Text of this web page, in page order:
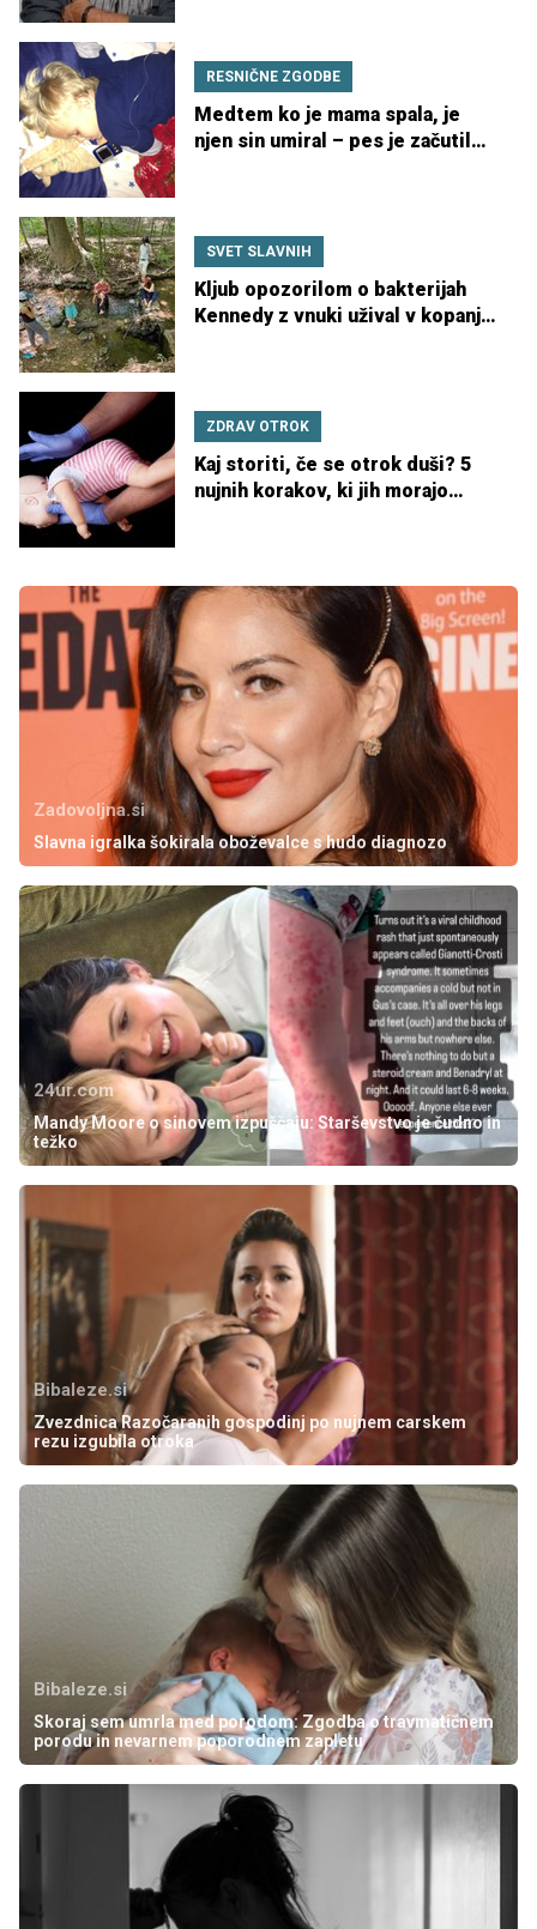
RESNIČNE ZGODBE
Medtem ko je mama spala, je
njen sin umiral – pes je začutil
SVET SLAVNIH
Kljub opozorilom o bakterijah
Kennedy z vnuki užival v kopanju
ZDRAV OTROK
Kaj storiti, če se otrok duši? 5
nujnih korakov, ki jih morajo
Zadovoljna.si
Slavna igralka šokirala oboževalce s hudo diagnozo
24ur.com
Mandy Moore o sinovem izpuščaju: Starševstvo je čudno in
težko
Bibaleze.si
Zvezdnica Razočaranih gospodinj po nujnem carskem
rezu izgubila otroka
Bibaleze.si
Skoraj sem umrla med porodom: Zgodba o travmatičnem
porodu in nevarnem poporodnem zapletu